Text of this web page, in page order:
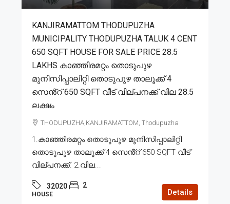
KANJIRAMATTOM THODUPUZHA
MUNICIPALITY THODUPUZHA TALUK 4 CENT
650 SQFT HOUSE FOR SALE PRICE 28.5
LAKHS കാഞ്ഞിരമറ്റം തൊടുപുഴ
മുനിസിപ്പാലിറ്റി തൊടുപുഴ താലൂക്ക് 4
സെൻ്റ് 650 SQFT വീട് വില്പനക്ക് വില 28.5
ലക്ഷം
THODUPUZHA,KANJIRAMATTOM, Thodupuzha
1.കാഞ്ഞിരമറ്റം തൊടുപുഴ മുനിസിപ്പാലിറ്റി
തൊടുപുഴ താലൂക്ക് 4 സെൻ്റ് 650 SQFT വീട്
വില്പനക്ക്. 2.വില...
32020 2
HOUSE Details